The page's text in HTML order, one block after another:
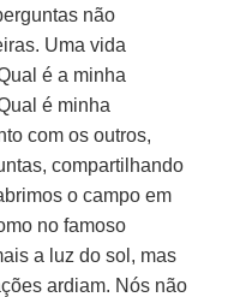
não
Uma vida
é a minha
é minha
com os outros,
compartilhando
o campo em
no famoso
a luz do sol, mas
ardiam. Nós não